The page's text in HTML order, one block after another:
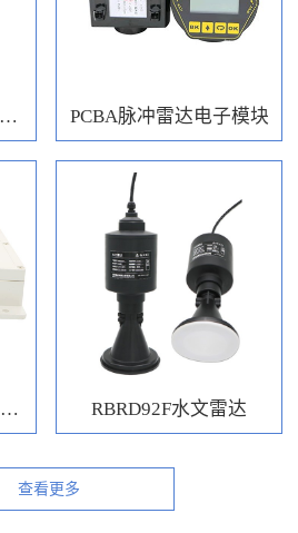
80GHz调频雷达物位计（RBRD71） PCBA脉冲雷达电子模块
RBRD90 80GHZ调频毫米波水位计 RBRD92F水文雷达
查看更多